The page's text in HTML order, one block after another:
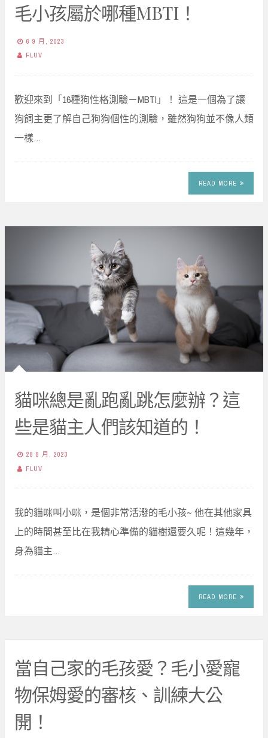
毛小孩屬於哪種MBTI！
6 9 月, 2023
FLUV
歡迎來到「16種狗性格測驗－MBTI」！ 這是一個為了讓
狗飼主更了解自己狗狗個性的測驗，雖然狗狗並不像人類
一樣…
READ MORE
貓咪總是亂跑亂跳怎麼辦？這
些是貓主人們該知道的！
28 8 月, 2023
FLUV
我的貓咪叫小咪，是個非常活潑的毛小孩~ 他在其他家具
上的時間甚至比在我精心準備的貓樹還要久呢！這幾年，
身為貓主…
READ MORE
當自己家的毛孩愛？毛小愛寵
物保姆愛的審核、訓練大公
開！